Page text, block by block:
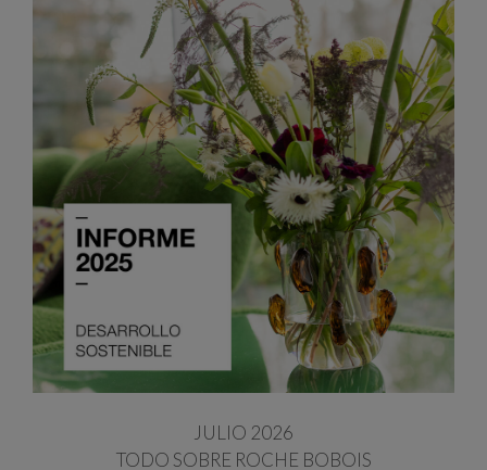
JULIO 2026
TODO SOBRE ROCHE BOBOIS